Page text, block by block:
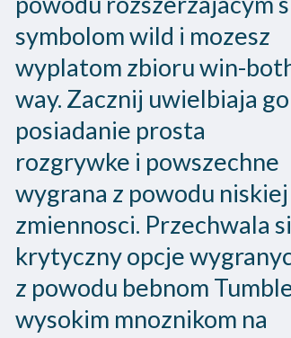
symbolom wild i mozesz
wyplatom zbioru win-
way. Zacznij uwielbiaja go
posiadanie prosta
rozgrywke i powszechne
wygrana z powodu niskiej
zmiennosci. Przechwala
krytyczny opcje
z powodu bebnom
wysokim mnoznikom na